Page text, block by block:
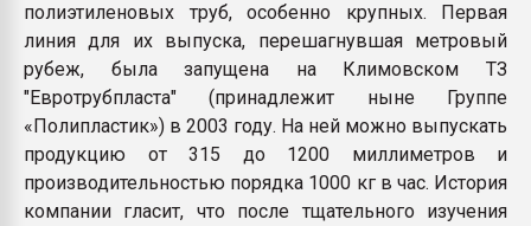
полиэтиленовых труб, особенно крупных. Первая
линия для их выпуска, перешагнувшая метровый
рубеж, была запущена на Климовском ТЗ
"Евротрубпласта" (принадлежит ныне Группе
«Полипластик») в 2003 году. На ней можно выпускать
продукцию от 315 до 1200 миллиметров и
производительностью порядка 1000 кг в час. История
компании гласит, что после тщательного изучения